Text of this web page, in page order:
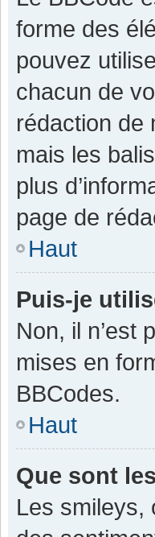
forme des
pouvez
chacun de
rédaction de
mais les
plus
page de
Haut
Puis-je
Non, il n’est
mises en
BBCodes.
Haut
Que sont
Les smileys,